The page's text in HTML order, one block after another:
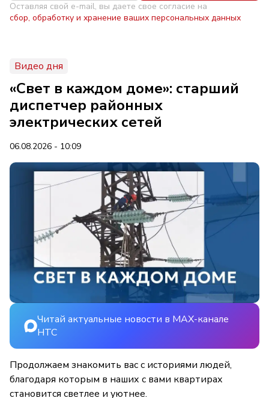
Оставляя свой e-mail, вы даете свое согласие на
сбор, обработку и хранение ваших персональных данных
Видео дня
«Свет в каждом доме»: старший
диспетчер районных
электрических сетей
06.08.2026 - 10:09
Читай актуальные новости в MAX-канале
НТС
Продолжаем знакомить вас с историями людей,
благодаря которым в наших с вами квартирах
становится светлее и уютнее.